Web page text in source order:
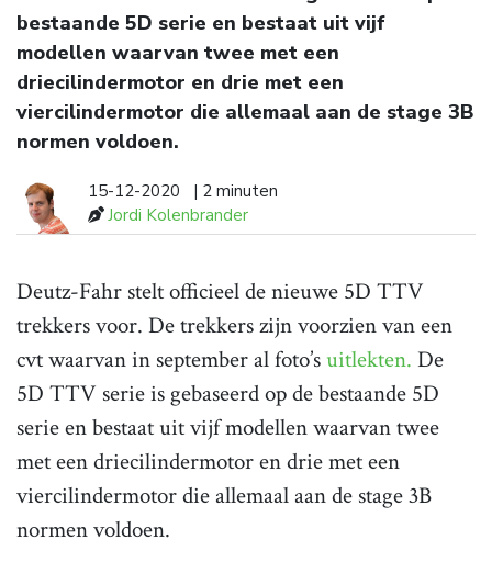
bestaande 5D serie en bestaat uit vijf
modellen waarvan twee met een
driecilindermotor en drie met een
viercilindermotor die allemaal aan de stage 3B
normen voldoen.
15-12-2020
| 2 minuten
Jordi Kolenbrander
Deutz-Fahr stelt officieel de nieuwe 5D TTV
trekkers voor. De trekkers zijn voorzien van een
cvt waarvan in september al foto’suitlekten. De
5D TTV serie is gebaseerd op de bestaande 5D
serie en bestaat uit vijf modellen waarvan twee
met een driecilindermotor en drie met een
viercilindermotor die allemaal aan de stage 3B
normen voldoen.